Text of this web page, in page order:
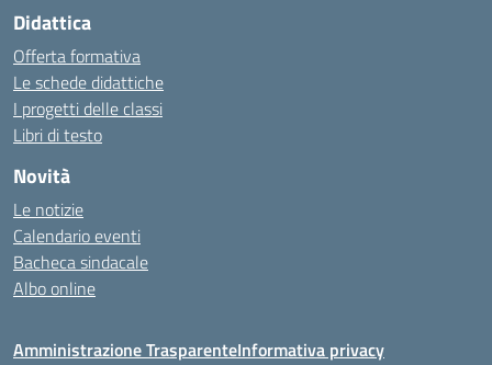
Didattica
Offerta formativa
Le schede didattiche
I progetti delle classi
Libri di testo
Novità
Le notizie
Calendario eventi
Bacheca sindacale
Albo online
Amministrazione TrasparenteInformativa privacy